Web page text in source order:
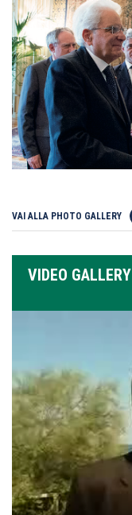
VAI ALLA PHOTO GALLERY
VIDEO GALLERY